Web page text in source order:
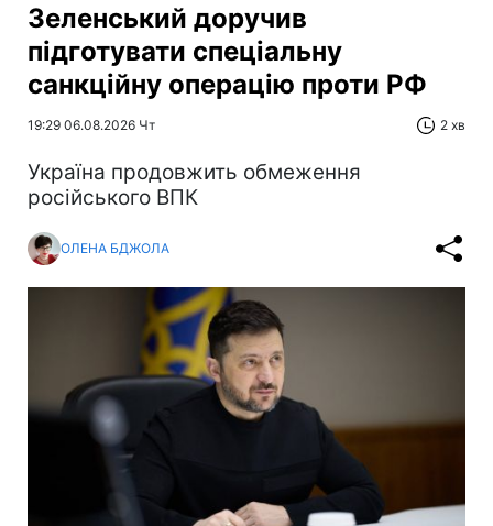
Зеленський доручив
підготувати спеціальну
санкційну операцію проти РФ
19:29 06.08.2026 Чт 2 хв
Україна продовжить обмеження
російського ВПК
ОЛЕНА БДЖОЛА